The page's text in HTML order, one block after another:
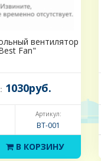
вентилятор
Fan"
1030руб.
Артикул:
BT-001
В КОРЗИНУ